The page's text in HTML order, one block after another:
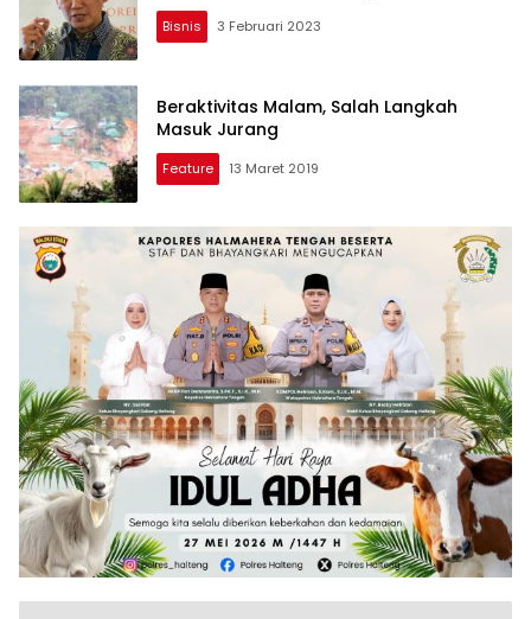
Bisnis 3 Februari 2023
Beraktivitas Malam, Salah Langkah
Masuk Jurang
Feature 13 Maret 2019